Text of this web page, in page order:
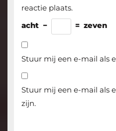
reactie plaats.
acht − = zeven
Stuur mij een e-mail als
Stuur mij een e-mail als
zijn.